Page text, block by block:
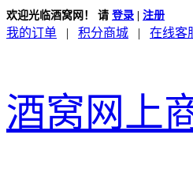
欢迎光临酒窝网！ 请 登录 注册
我的订单 | 积分商城 | 在线客
酒窝网上